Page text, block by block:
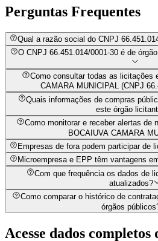
Perguntas Frequentes
Qual a razão social do CNPJ
O CNPJ 66.451.014/0001-30 é de
Como consultar todas as licitações
CAMARA MUNICIPAL (CNPJ
Quais informações de compras
este órgão
Como monitorar e receber alertas de
BOCAIUVA CAMARA
Empresas de fora podem participar de
Microempresa e EPP têm vantagens
Com que frequência os dados de
atualizados?
Como comparar o histórico de
órgãos
Acesse dados completos